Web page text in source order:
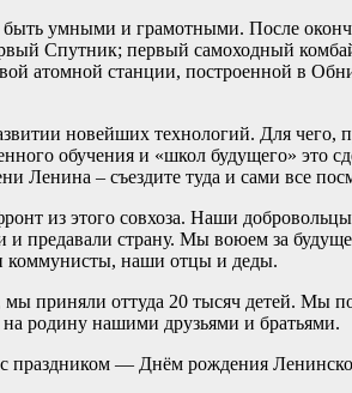
умными и грамотными. После
Спутник; первый самоходный
атомной станции, построенной в
новейших технологий. Для
обучения и «школ будущего» это
Ленина – съездите туда и сами все
из этого совхоза. Наши
предавали страну. Мы воюем за
коммунисты, наши отцы и деды.
приняли оттуда 20 тысяч детей.
родину нашими друзьями и братьями.
праздником — Днём рождения